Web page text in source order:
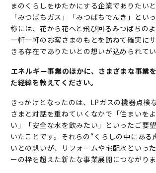
まのくらしをゆたかにする企業でありたいと
「みつばちガス」「みつばちでんき」とい
称には、花から花へと飛び回るみつばちの
一軒一軒のお客さまのもとを訪ねて確実に
きる存在でありたいとの想いが込められてい
――エネルギー事業のほかに、さまざまな事業
た経緯を教えてください。
きっかけとなったのは、LPガスの機器点検
さまと対話を重ねていくなかで「住まいを
い」「安全な水を飲みたい」といったご要
いたことです。それらの“くらしの中にある
いとの想いが、リフォームや宅配水といっ
ーの枠を超えた新たな事業展開につながりま